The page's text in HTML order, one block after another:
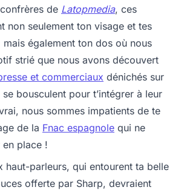
de Latopmedia, ces
non seulement ton visage et tes
également ton dos où nous
strié que nous avons découvert
et commerciaux dénichés sur
bousculent pour t’intégrer à leur
nous sommes impatients de te
de la Fnac espagnole qui ne
en place !
haut-parleurs, qui entourent ta belle
offerte par Sharp, devraient